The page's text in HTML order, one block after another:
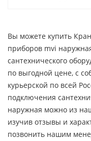
Вы можете купить
приборов mvi
сантехнического
по выгодной цене, c
курьерской по всей
подключения
наружная можно из
изучив отзывы и
позвонить нашим